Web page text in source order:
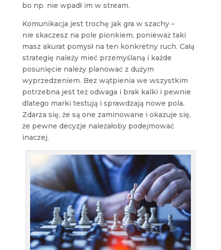
bo np. nie wpadł im w stream.
Komunikacja jest trochę jak gra w szachy –
nie skaczesz na pole pionkiem, ponieważ taki
masz akurat pomysł na ten konkretny ruch. Całą
strategię należy mieć przemyślaną i każde
posunięcie należy planować z dużym
wyprzedzeniem. Bez wątpienia we wszystkim
potrzebna jest też odwaga i brak kalki i pewnie
dlatego marki testują i sprawdzają nowe pola.
Zdarza się, że są one zaminowane i okazuje się,
że pewne decyzje należałoby podejmować
inaczej.